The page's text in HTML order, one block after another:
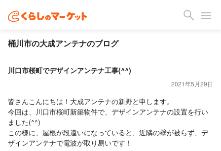
桶川市の大成アンテナのブログ
川口市桜町でデザインアンテナ工事(^^)
2021年5月29日
皆さんこんにちは！大成アンテナの新野と申します。
今回は、川口市桜町新築物件で、デザインアンテナの設置を行い
ました(^^)
この様に、屋根が段違いになっていると、近隣の壁が被らず、デ
ザインアンテナで電波が取り易いです！